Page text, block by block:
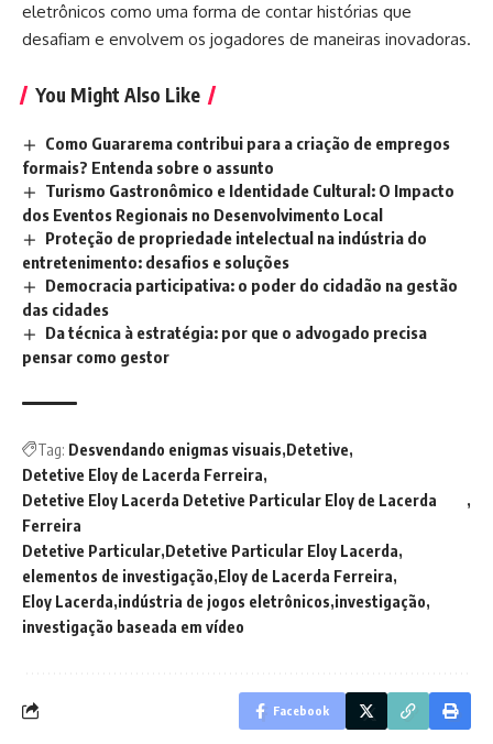
eletrônicos como uma forma de contar histórias que
desafiam e envolvem os jogadores de maneiras inovadoras.
You Might Also Like
Como Guararema contribui para a criação de empregos
formais? Entenda sobre o assunto
Turismo Gastronômico e Identidade Cultural: O Impacto
dos Eventos Regionais no Desenvolvimento Local
Proteção de propriedade intelectual na indústria do
entretenimento: desafios e soluções
Democracia participativa: o poder do cidadão na gestão
das cidades
Da técnica à estratégia: por que o advogado precisa
pensar como gestor
Tag: Desvendando enigmas visuais Detetive
Detetive Eloy de Lacerda Ferreira
Detetive Eloy Lacerda Detetive Particular Eloy de Lacerda
Ferreira
Detetive Particular Detetive Particular Eloy Lacerda
elementos de investigação Eloy de Lacerda Ferreira
Eloy Lacerda indústria de jogos eletrônicos investigação
investigação baseada em vídeo
Facebook